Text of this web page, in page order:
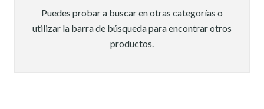
Puedes probar a buscar en otras categorías o
utilizar la barra de búsqueda para encontrar otros
productos.